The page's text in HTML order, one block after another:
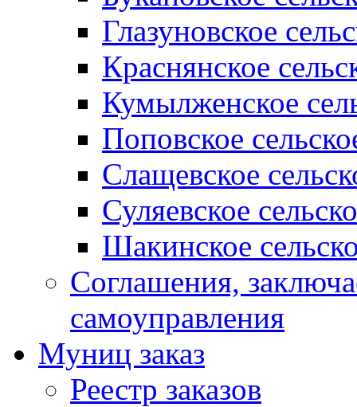
Глазуновское
Краснянское
Кумылженское
Поповское
Слащевское
Суляевское
Шакинское
Соглашения,
самоуправления
Муниц заказ
Реестр заказов